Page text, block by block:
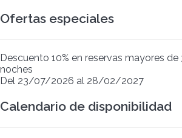
Ofertas especiales
Descuento 10% en reservas mayores de
noches
Del 23/07/2026 al 28/02/2027
Calendario de disponibilidad